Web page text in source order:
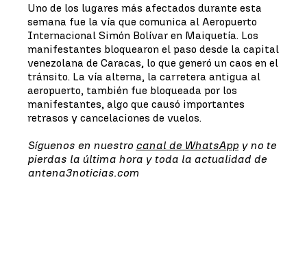
Uno de los lugares más afectados durante esta
semana fue la vía que comunica al Aeropuerto
Internacional Simón Bolívar en Maiquetía. Los
manifestantes bloquearon el paso desde la capital
venezolana de Caracas, lo que generó un caos en el
tránsito. La vía alterna, la carretera antigua al
aeropuerto, también fue bloqueada por los
manifestantes, algo que causó importantes
retrasos y cancelaciones de vuelos.
Síguenos en nuestro canal de WhatsApp y no te
pierdas la última hora y toda la actualidad de
antena3noticias.com